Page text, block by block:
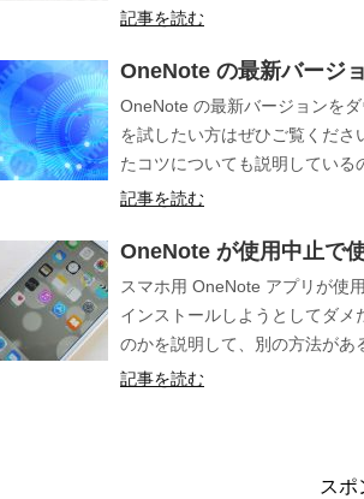
記事を読む
OneNote の最新バージ
OneNote の最新バージョンを
を試したい方はぜひご覧くだ
たコツについても説明してい
記事を読む
OneNote が使用中止で
スマホ用 OneNote アプリが使
インストールしようとしてダ
のかを説明して、別の方法が
記事を読む
スポ